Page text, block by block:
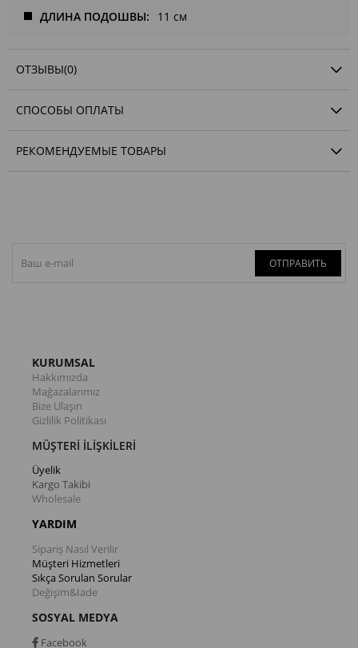
ДЛИНА ПОДОШВЫ
11 см
ОТЗЫВЫ(0)
СПОСОБЫ ОПЛАТЫ
РЕКОМЕНДУЕМЫЕ ТОВАРЫ
ОТПРАВИТЬ
KURUMSAL
Hakkımızda
Mağazalarımız
Bize Ulaşın
Gizlilik Politikası
MÜŞTERİ İLİŞKİLERİ
Üyelik
Kargo Takibi
Wholesale
YARDIM
Sipariş Nasıl Verilir
Müşteri Hizmetleri
Sıkça Sorulan Sorular
Değişim&İade
SOSYAL MEDYA
Facebook